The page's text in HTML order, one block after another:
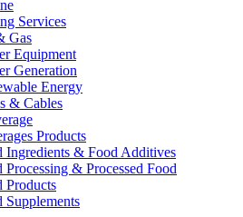
Services
Gas
Equipment
Generation
Energy
& Cables
Products
Ingredients & Food Additives
Processing & Processed Food
Products
Supplements